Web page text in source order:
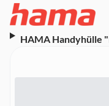
HAMA Handyhülle